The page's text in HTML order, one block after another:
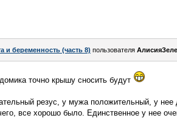
и беременность (часть 8) пользователя
точно крышу сносить будут
резус, у мужа положительный, у
все хорошо было. Единственное у нее